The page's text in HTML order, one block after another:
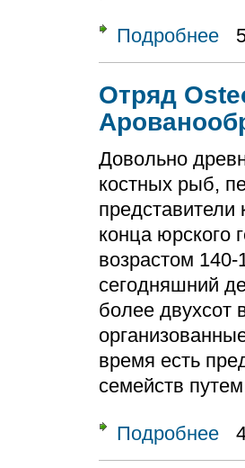
Подробнее о
Отряд
Довольно
костных рыб,
представители
конца юрского
возрастом
сегодняшний
более двухсот
время есть
семейств
Подробнеео